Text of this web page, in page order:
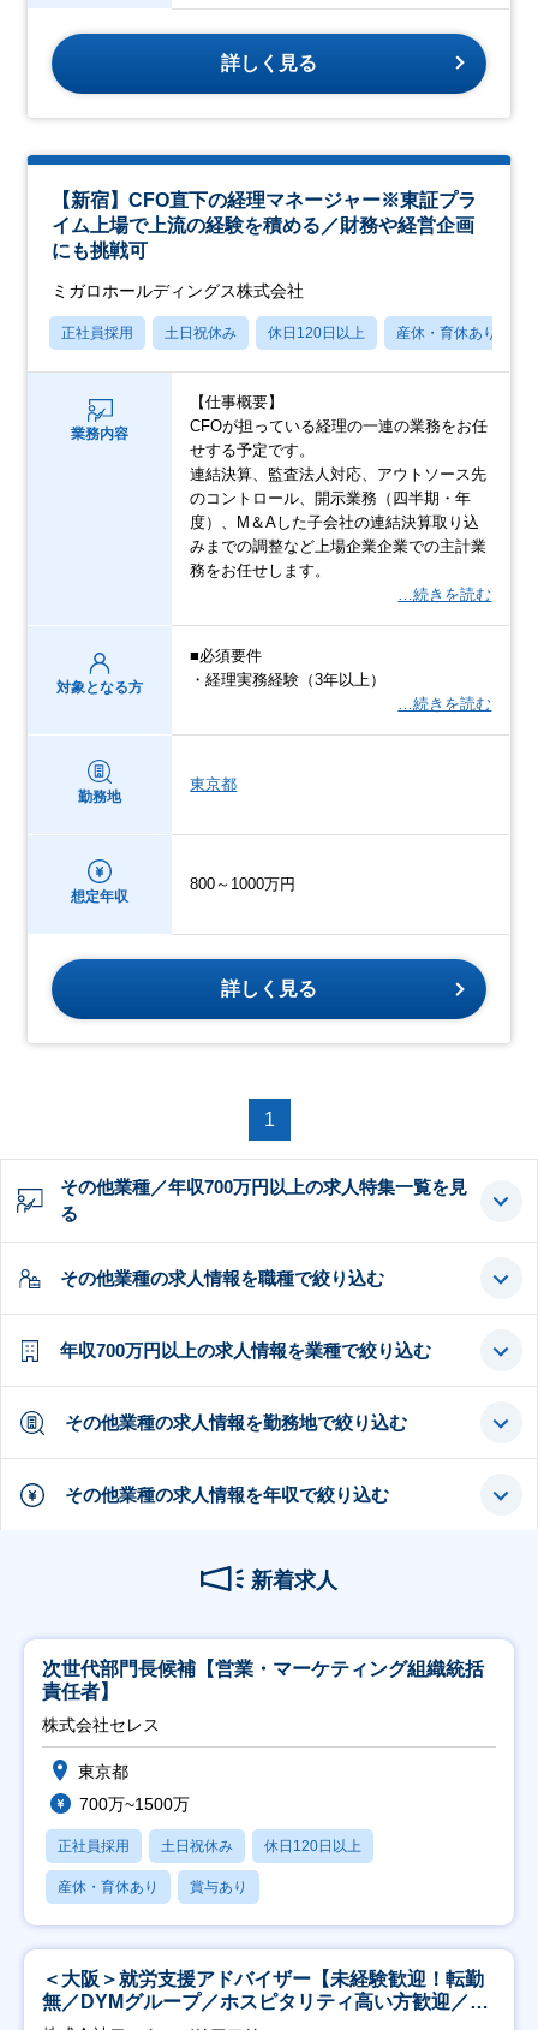
詳しく見る
【新宿】CFO直下の経理マネージャー※東証プラ
イム上場で上流の経験を積める／財務や経営企画
にも挑戦可
ミガロホールディングス株式会社
正社員採用 土日祝休み 休日120日以上 産休・育休あり
業務内容
【仕事概要】
CFOが担っている経理の一連の業務をお任
せする予定です。
連結決算、監査法人対応、アウトソース先
のコントロール、開示業務（四半期・年
度）、M＆Aした子会社の連結決算取り込
みまでの調整など上場企業企業での主計業
務をお任せします。
…続きを読む
対象となる方
■必須要件
・経理実務経験（3年以上）
…続きを読む
勤務地
東京都
想定年収
800～1000万円
詳しく見る
1
その他業種／年収700万円以上の求人特集一覧を見
る
その他業種の求人情報を職種で絞り込む
年収700万円以上の求人情報を業種で絞り込む
その他業種の求人情報を勤務地で絞り込む
その他業種の求人情報を年収で絞り込む
新着求人
次世代部門長候補【営業・マーケティング組織統括
責任者】
株式会社セレス
東京都
700万~1500万
正社員採用 土日祝休み 休日120日以上
産休・育休あり 賞与あり
＜大阪＞就労支援アドバイザー【未経験歓迎！転勤
無／DYMグループ／ホスピタリティ高い方歓迎／土
日祝】